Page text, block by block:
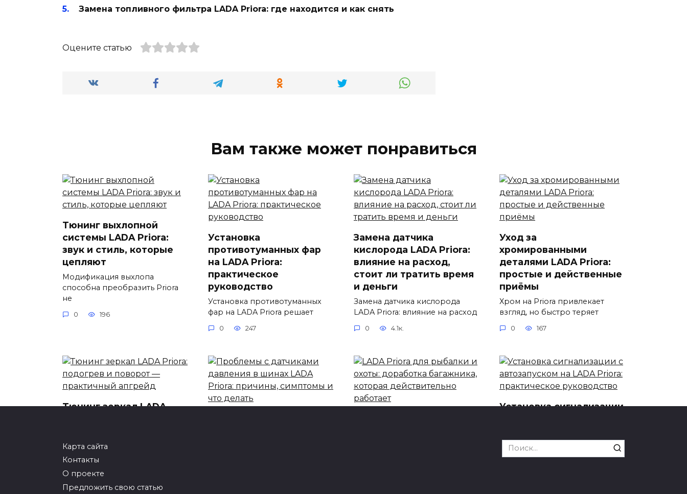
Замена топливного фильтра LADA Priora: где находится и как снять
Оцените статью
Вам также может понравиться
Тюнинг выхлопной
системы LADA Priora:
звук и стиль, которые
цепляют
Модификация выхлопа
способна преобразить Priora
не
0 196
Установка
противотуманных фар
на LADA Priora:
практическое
руководство
Установка противотуманных
фар на LADA Priora решает
0 247
Замена датчика
кислорода LADA Priora:
влияние на расход,
стоит ли тратить время
и деньги
Замена датчика кислорода
LADA Priora: влияние на расход
0 4.1к.
Уход за
хромированными
деталями LADA Priora:
простые и действенные
приёмы
Хром на Priora привлекает
взгляд, но быстро теряет
0 167
Тюнинг зеркал LADA
апгрейд
Поменять внешний вид
машины — не всегда про
эстетику.
Установка сигнализации
руководство
Автозапуск экономит время и
Карта сайта
Контакты
О проекте
Предложить свою статью
Search
for: